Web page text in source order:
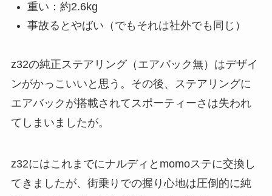
重い：約2.6kg
事故るとやばい（でもそれは社外でも同じ）
z32の純正ステアリング（エアバック無）はデザイ
ンがかっこいいと思う。その後、ステアリングに
エアバックが搭載されてスポーティーさは失われ
てしまいましたが。
z32にはこれまでにナルディとmomoステに交換し
てきましたが、街乗りでの握り心地は圧倒的に純